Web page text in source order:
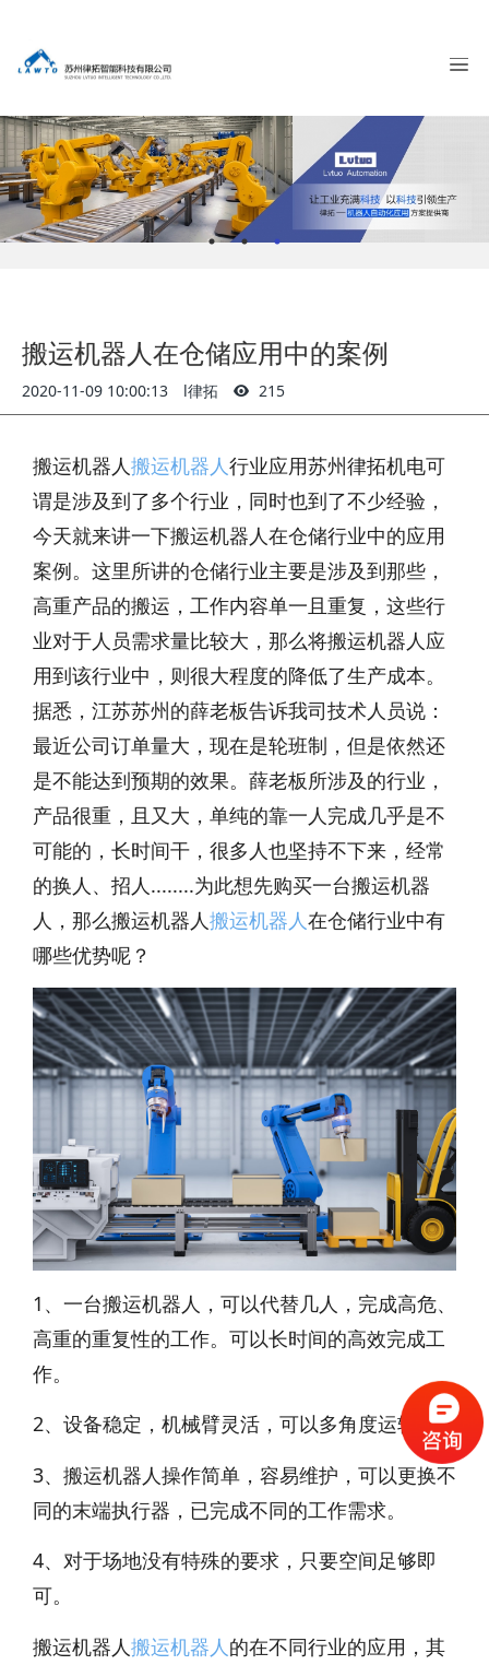
搬运机器人在仓储应用中的案例
2020-11-09 10:00:13 l律拓 215
搬运机器人搬运机器人行业应用苏州律拓机电可
谓是涉及到了多个行业，同时也到了不少经验，
今天就来讲一下搬运机器人在仓储行业中的应用
案例。这里所讲的仓储行业主要是涉及到那些，
高重产品的搬运，工作内容单一且重复，这些行
业对于人员需求量比较大，那么将搬运机器人应
用到该行业中，则很大程度的降低了生产成本。
据悉，江苏苏州的薛老板告诉我司技术人员说：
最近公司订单量大，现在是轮班制，但是依然还
是不能达到预期的效果。薛老板所涉及的行业，
产品很重，且又大，单纯的靠一人完成几乎是不
可能的，长时间干，很多人也坚持不下来，经常
的换人、招人........为此想先购买一台搬运机器
人，那么搬运机器人搬运机器人在仓储行业中有
哪些优势呢？
1、一台搬运机器人，可以代替几人，完成高危、
高重的重复性的工作。可以长时间的高效完成工
作。
2、设备稳定，机械臂灵活，可以多角度运转
3、搬运机器人操作简单，容易维护，可以更换不
同的末端执行器，已完成不同的工作需求。
4、对于场地没有特殊的要求，只要空间足够即
可。
搬运机器人搬运机器人 的在不同行业的应用，其